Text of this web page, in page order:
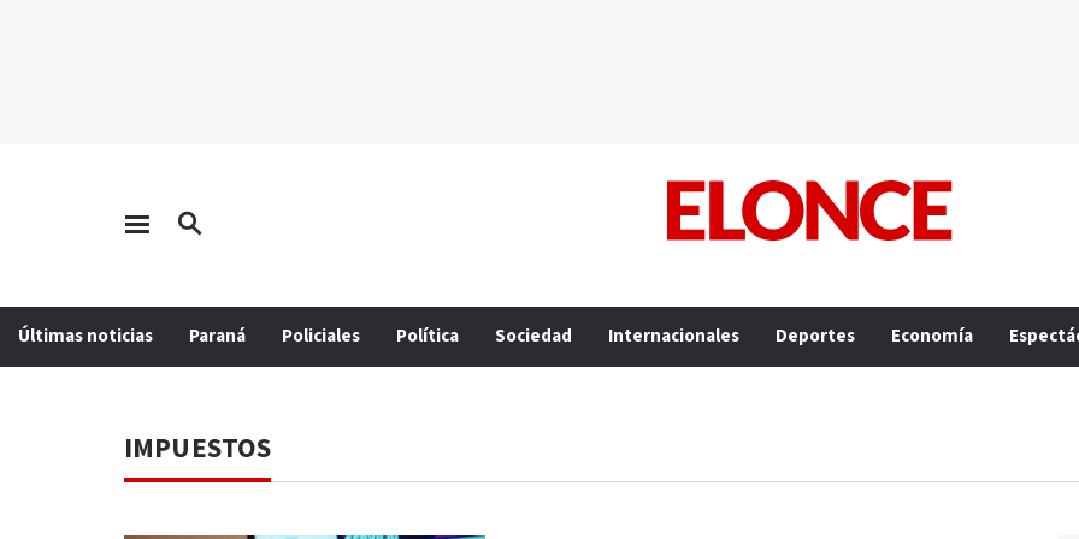
Últimas noticias Paraná Policiales Política Sociedad Internacionales Deportes Economía
IMPUESTOS